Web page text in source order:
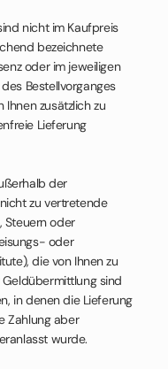
nicht im Kaufpreis
bezeichnete
oder im jeweiligen
Bestellvorganges
zusätzlich zu
Lieferung
der
zu vertretende
Steuern oder
oder
die von Ihnen zu
sind
in denen die Lieferung
Zahlung aber
wurde.